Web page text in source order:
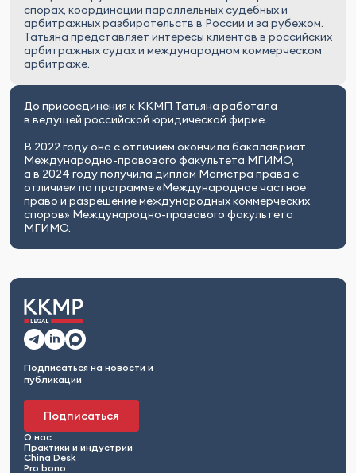
спорах, координации параллельных судебных и
арбитражных разбирательств в России и за рубежом.
Татьяна представляет интересы клиентов в российских
арбитражных судах и международном коммерческом
арбитраже.
До присоединения к ККМП Татьяна работала
в ведущей российской юридической фирме.
В 2022 году она с отличием окончила бакалавриат
Международно-правового факультета МГИМО,
а в 2024 году получила диплом Магистра права с
отличием по программе «Международное частное
право и разрешение международных коммерческих
споров» Международно-правового факультета
МГИМО.
Подписаться на новости и
публикации
Подписаться
О нас
Практики и индустрии
China Desk
Pro bono